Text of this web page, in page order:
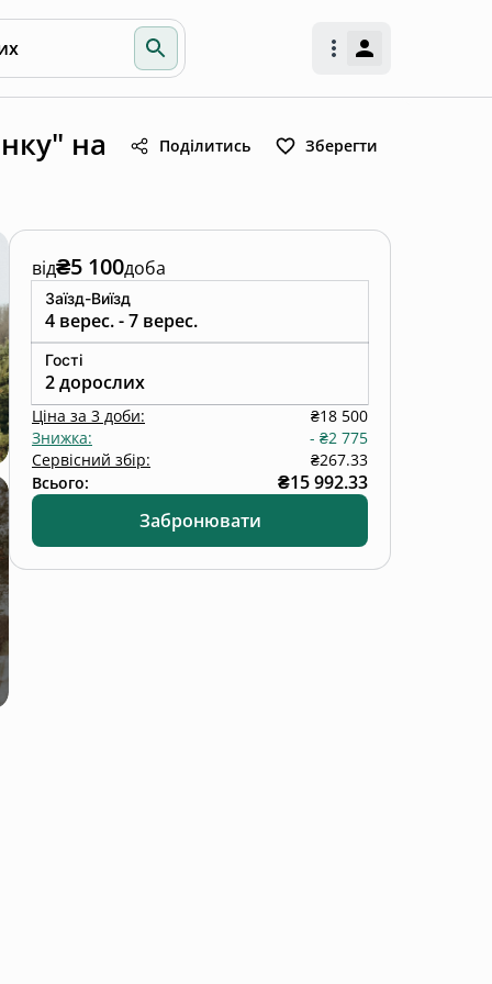
на
Поділитись Зберегти
від₴5 100доба
Заїзд-Виїзд
4 верес. - 7 верес.
Гості
2 дорослих
Ціна за 3 доби:
₴18 500
Знижка: - ₴2 775
Сервісний збір:
₴267.33
Всього:
₴15 992.33
Забронювати